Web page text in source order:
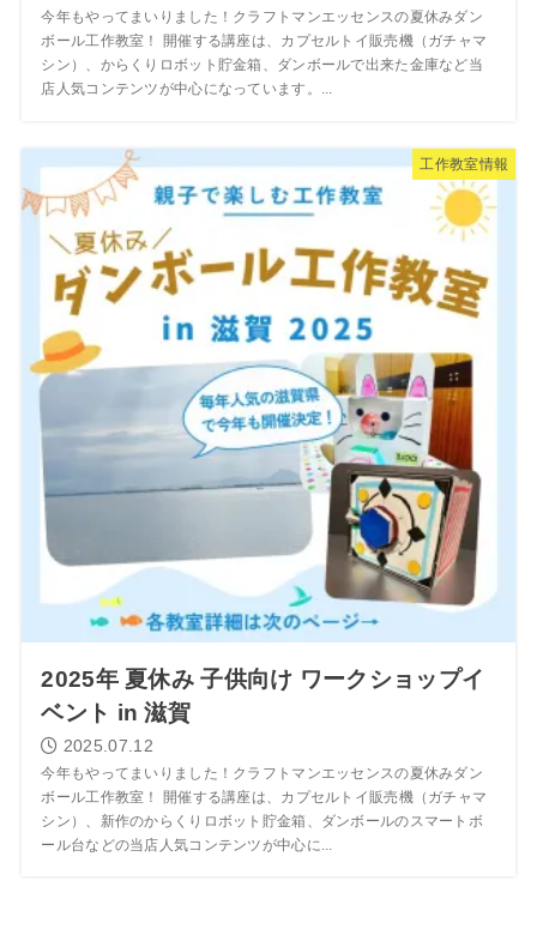
今年もやってまいりました！クラフトマンエッセンスの夏休みダン
ボール工作教室！ 開催する講座は、カプセルトイ販売機（ガチャマ
シン）、からくりロボット貯金箱、ダンボールで出来た金庫など当
店人気コンテンツが中心になっています。...
工作教室情報
2025年 夏休み 子供向け ワークショップイ
ベント in 滋賀
2025.07.12
今年もやってまいりました！クラフトマンエッセンスの夏休みダン
ボール工作教室！ 開催する講座は、カプセルトイ販売機（ガチャマ
シン）、新作のからくりロボット貯金箱、ダンボールのスマートボ
ール台などの当店人気コンテンツが中心に...